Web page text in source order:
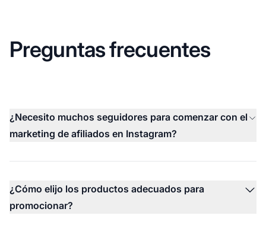
Preguntas frecuentes
¿Necesito muchos seguidores para comenzar con el
marketing de afiliados en Instagram?
¿Cómo elijo los productos adecuados para
promocionar?